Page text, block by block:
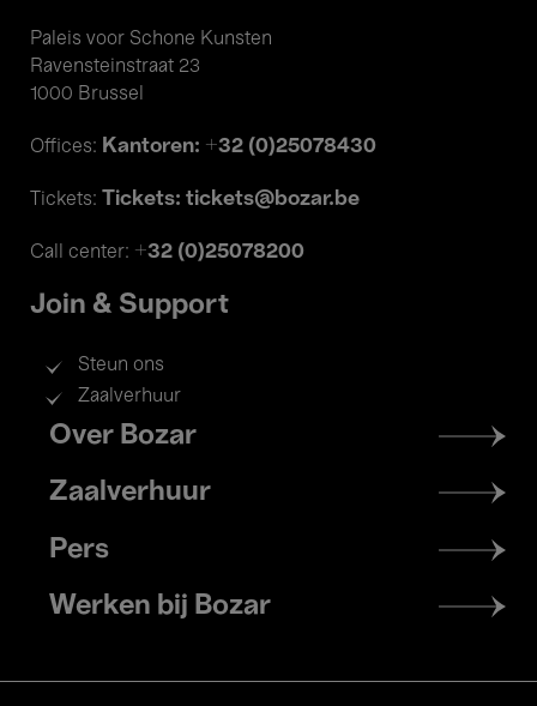
Paleis voor Schone Kunsten
Ravensteinstraat 23
1000 Brussel
Offices: Kantoren: +32 (0)25078430
Tickets: Tickets: tickets@bozar.be
Call center: +32 (0)25078200
Join & Support
Steun ons
Zaalverhuur
Footer
menu
Over Bozar
Zaalverhuur
Pers
Werken bij Bozar